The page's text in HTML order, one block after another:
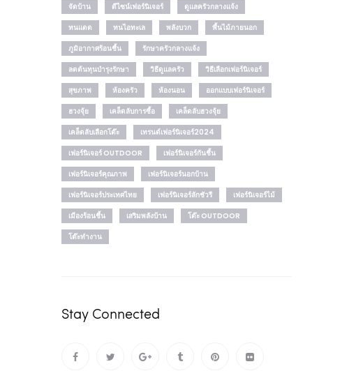
จัดบ้าน
ดีไซน์เฟอร์นิเจอร์
ดูแลครัวกลางแจ้ง
ทนแดด
ทนไอทะเล พลังบวก
พื้นไม้ภายนอก
ภูมิอากาศร้อนชื้น
รักษาครัวกลางแจ้ง
ลดต้นทุนบำรุงรักษา
วิธีดูแลครัว
วิธีเลือกเฟอร์นิเจอร์
สุขภาพ
ห้องครัว ห้องนอน
ออกแบบเฟอร์นิเจอร์
ฮวงจุ้ย
เคล็ดลับการซื้อ
เคล็ดลับฮวงจุ้ย
เคล็ดลับเลือกโต๊ะ
เทรนด์เฟอร์นิเจอร์2024
เฟอร์นิเจอร์ OUTDOOR
เฟอร์นิเจอร์กันชื้น
เฟอร์นิเจอร์คุณภาพ
เฟอร์นิเจอร์นอกบ้าน
เฟอร์นิเจอร์ประเทศไทย
เฟอร์นิเจอร์ลักชัวรี
เฟอร์นิเจอร์ไม้
เมืองร้อนชื้น
เสริมพลังบ้าน
โต๊ะ OUTDOOR
โต๊ะทำงาน
Stay Connected